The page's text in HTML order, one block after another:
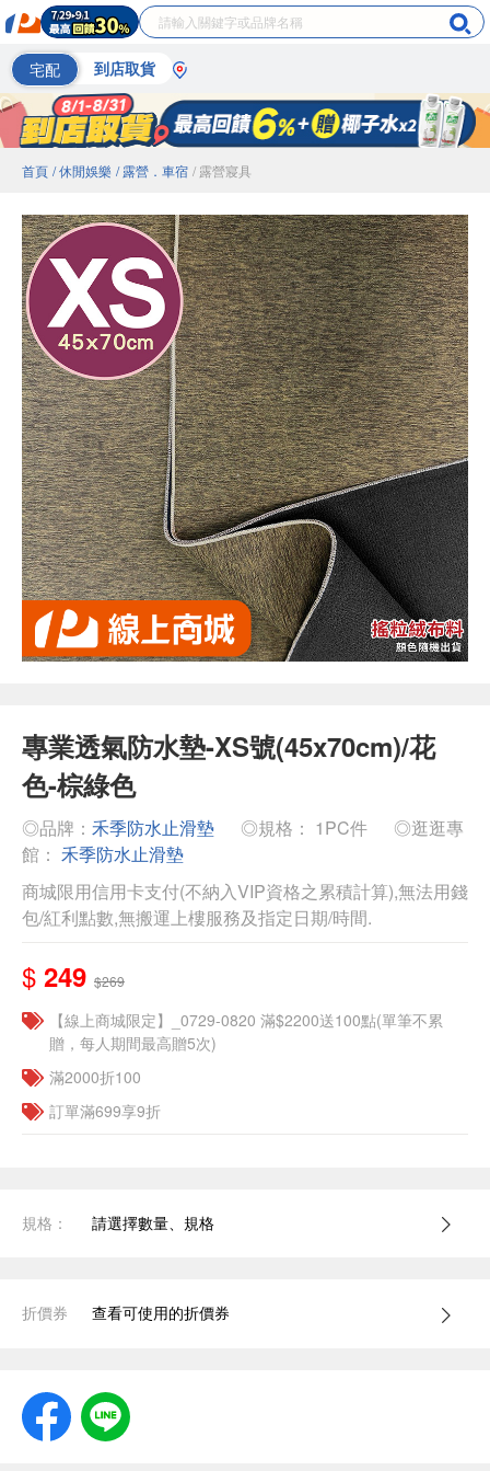
宅配 到店取貨
首頁 / 休閒娛樂 / 露營．車宿 / 露營寢具
專業透氣防水墊-XS號(45x70cm)/花
色-棕綠色
◎品牌： 禾季防水止滑墊 ◎規格： 1PC件
◎逛逛專
館： 禾季防水止滑墊
商城限用信用卡支付(不納入VIP資格之累積計算),無法用錢
包/紅利點數,無搬運上樓服務及指定日期/時間.
$ 249 $269
【線上商城限定】_0729-0820 滿$2200送100點(單筆不累
贈，每人期間最高贈5次)
滿2000折100
訂單滿699享9折
規格： 請選擇數量、規格
折價券 查看可使用的折價券